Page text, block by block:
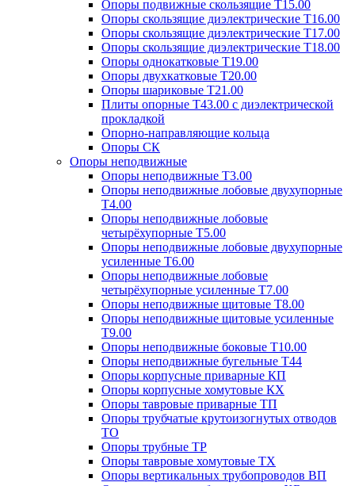
Опоры подвижные скользящие Т15.00
Опоры скользящие диэлектрические Т16.00
Опоры скользящие диэлектрические Т17.00
Опоры скользящие диэлектрические Т18.00
Опоры однокатковые Т19.00
Опоры двухкатковые Т20.00
Опоры шариковые Т21.00
Плиты опорные Т43.00 с диэлектрической
прокладкой
Опорно-направляющие кольца
Опоры СК
Опоры неподвижные
Опоры неподвижные Т3.00
Опоры неподвижные лобовые двухупорные
Т4.00
Опоры неподвижные лобовые
четырёхупорные Т5.00
Опоры неподвижные лобовые двухупорные
усиленные Т6.00
Опоры неподвижные лобовые
четырёхупорные усиленные Т7.00
Опоры неподвижные щитовые Т8.00
Опоры неподвижные щитовые усиленные
Т9.00
Опоры неподвижные боковые Т10.00
Опоры неподвижные бугельные Т44
Опоры корпусные приварные КП
Опоры корпусные хомутовые КХ
Опоры тавровые приварные ТП
Опоры трубчатые крутоизогнутых отводов
ТО
Опоры трубные ТР
Опоры тавровые хомутовые ТХ
Опоры вертикальных трубопроводов ВП